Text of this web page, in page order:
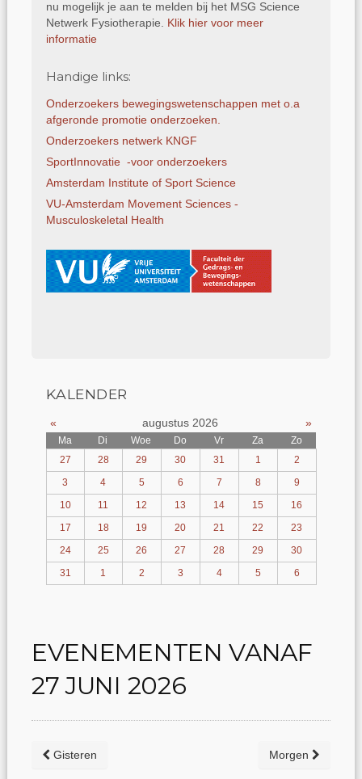
nu mogelijk je aan te melden bij het MSG Science
Netwerk Fysiotherapie. Klik hier voor meer
informatie
Handige links:
Onderzoekers bewegings­weten­schap­pen met o.a
afgeronde promotie onderzoeken.
Onderzoekers netwerk KNGF
SportInnovatie -voor onderzoekers
Amsterdam Institute of Sport Science
VU-Amsterdam Movement Sciences -
Musculoskeletal Health
KALENDER
« augustus 2026 »
Ma Di Woe Do Vr Za
Zo
27
28 29 30 31 1
2
3
4 5 6 7 8
9
10
11 12 13 14 15
16
17
18 19 20 21 22
23
24
25 26 27 28 29
30
31
1 2 3 4 5 6
EVENEMENTEN VANAF
27 JUNI 2026
Gisteren Morgen